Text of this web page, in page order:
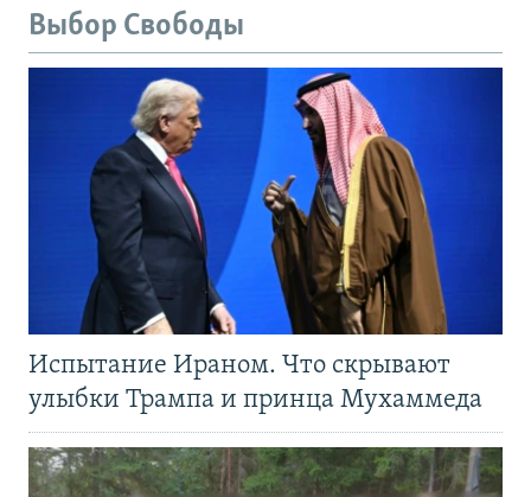
Выбор Свободы
Испытание Ираном. Что скрывают
улыбки Трампа и принца Мухаммеда